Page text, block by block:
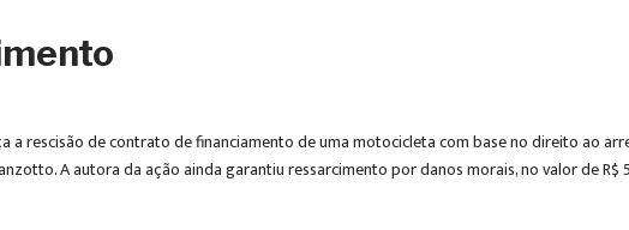
a rescisão de contrato de financiamento de uma motocicleta com base no direito ao
A autora da ação ainda garantiu ressarcimento por danos morais, no valor de